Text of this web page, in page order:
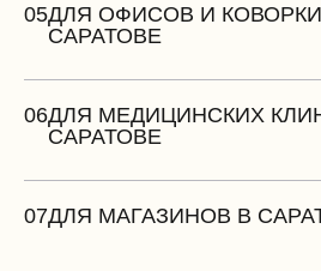
05ДЛЯ ОФИСОВ И
САРАТОВЕ
06ДЛЯ МЕДИЦИНСКИХ
САРАТОВЕ
07ДЛЯ МАГАЗИНОВ В